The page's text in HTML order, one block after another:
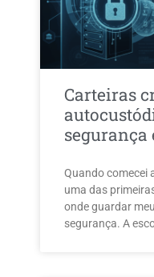
Carteiras
segurança
Quando comecei
uma das
onde guardar
segurança. A